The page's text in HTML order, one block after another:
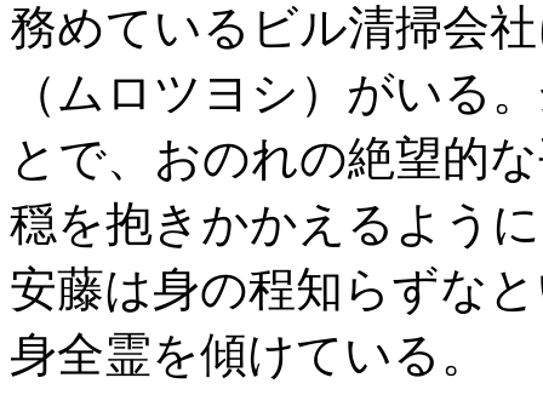
務めているビル清掃会
（ムロツヨシ）がいる
とで、おのれの絶望的
穏を抱きかかえるよう
安藤は身の程知らずな
身全霊を傾けている。